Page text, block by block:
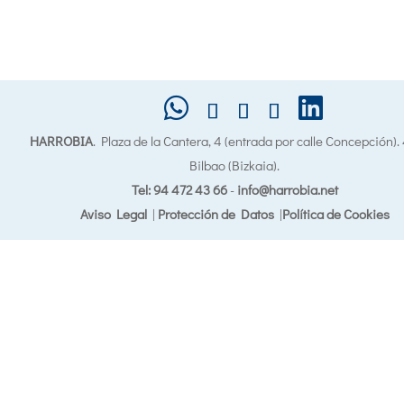
HARROBIA. Plaza de la Cantera, 4 (entrada por calle
Bilbao (Bizkaia).
Tel: 94 472 43 66- info@harrobia.net
Aviso Legal| Protección de Datos|Política de Cookies